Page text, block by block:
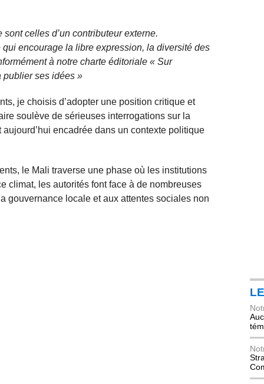
celles d’un contributeur externe.
encourage la libre expression, la diversité des
à notre charte éditoriale « Sur
publier ses idées »
je choisis d’adopter une position critique et
soulève de sérieuses interrogations sur la
encadrée dans un contexte politique
le Mali traverse une phase où les institutions
climat, les autorités font face à de nombreuses
gouvernance locale et aux attentes sociales non